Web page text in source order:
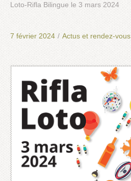
Loto-Rifla Bilingue le 3 mars 2024
7 février 2024 / Actus et rendez-vous